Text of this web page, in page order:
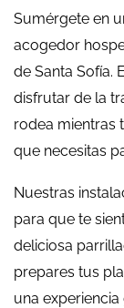
Sumérgete en
acogedor
de Santa Sofía.
disfrutar de la
rodea mientras
que necesitas
Nuestras
para que te
deliciosa
prepares tus
una